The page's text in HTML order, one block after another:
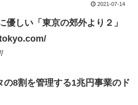
2021-07-14
優しい「東京の郊外より２」
の8割を管理する1兆円事業のド